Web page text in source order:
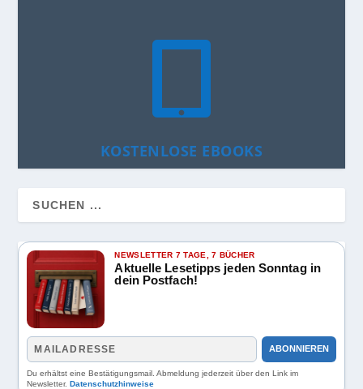
KOSTENLOSE EBOOKS
NEWSLETTER 7 TAGE, 7 BÜCHER
Aktuelle Lesetipps jeden Sonntag in
dein Postfach!
ABONNIEREN
Du erhältst eine Bestätigungsmail. Abmeldung jederzeit über den Link im
Newsletter.Datenschutzhinweise